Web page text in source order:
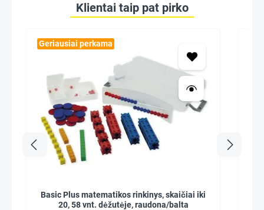
Klientai taip pat pirko
Geriausiai perkama
Basic Plus matematikos rinkinys, skaičiai iki
20, 58 vnt. dėžutėje, raudona/balta